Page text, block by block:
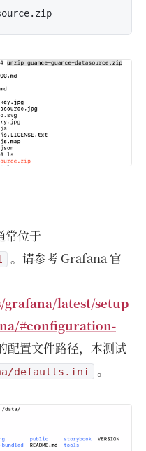
常位于
。请参考 Grafana 官
latest/setup
#configuration-
配置文件路径，本测试
defaults.ini 。